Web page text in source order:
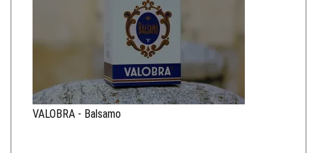
VALOBRA - Balsamo